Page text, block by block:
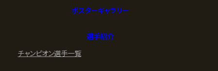
ポスターギャラリー
選手紹介
チャンピオン選手一覧